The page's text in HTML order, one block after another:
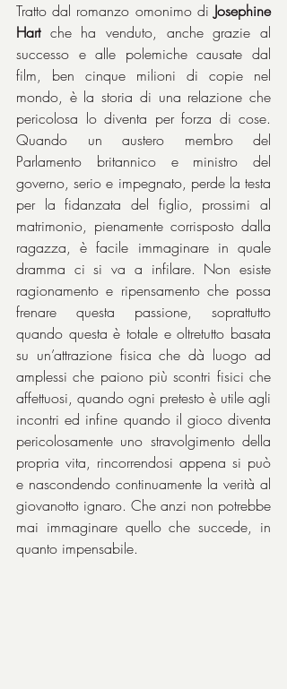
Tratto dal romanzo omonimo di Josephine
Hart che ha venduto, anche grazie al
successo e alle polemiche causate dal
film, ben cinque milioni di copie nel
mondo, è la storia di una relazione che
pericolosa lo diventa per forza di cose.
Quando un austero membro del
Parlamento britannico e ministro del
governo, serio e impegnato, perde la testa
per la fidanzata del figlio, prossimi al
matrimonio, pienamente corrisposto dalla
ragazza, è facile immaginare in quale
dramma ci si va a infilare. Non esiste
ragionamento e ripensamento che possa
frenare questa passione, soprattutto
quando questa è totale e oltretutto basata
su un’attrazione fisica che dà luogo ad
amplessi che paiono più scontri fisici che
affettuosi, quando ogni pretesto è utile agli
incontri ed infine quando il gioco diventa
pericolosamente uno stravolgimento della
propria vita, rincorrendosi appena si può
e nascondendo continuamente la verità al
giovanotto ignaro. Che anzi non potrebbe
mai immaginare quello che succede, in
quanto impensabile.